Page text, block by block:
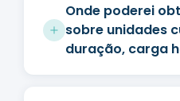
Onde poderei
sobre unidades
duração, carga